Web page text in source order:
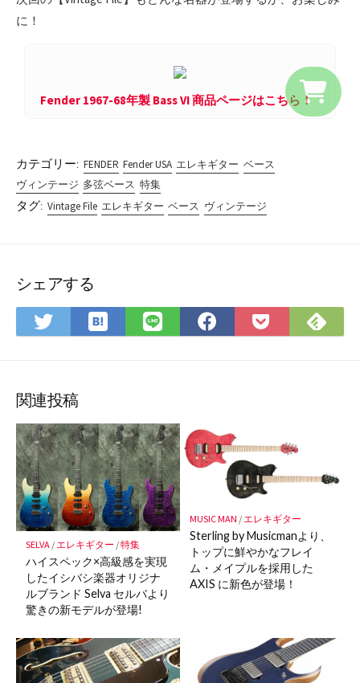
に！
Fender 1967-68年製 Bass VI 商品ページはこちら！
カテゴリー: FENDER Fender USA エレキギター ベース
ヴィンテージ 多弦ベース 特集
タグ: Vintage File エレキギター ベース ヴィンテージ
シェアする
Twitter
で
ア
は
て
マ
ー
ク
に
保
存
LINE
で
Facebook
で
Pocket
に
で
関連投稿
SELVA/エレキギター /特集
ハイスペック×高級感を実現
したイシバシ楽器オリジナ
ルブランド Selva セルバより
驚きの新モデルが登場!
MUSIC MAN / エレキギター
Sterling by Musicmanより、
トップに鮮やかなフレイ
ム・メイプルを採用した
AXIS に新色が登場！